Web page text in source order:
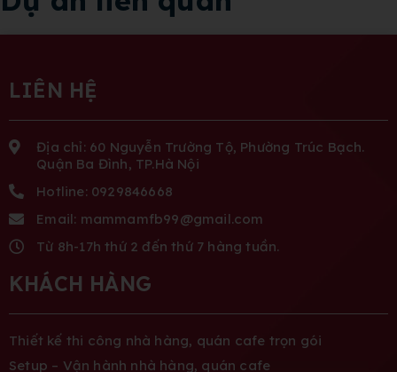
LIÊN HỆ
Địa chỉ: 60 Nguyễn Trường Tộ, Phường Trúc Bạch.
Quận Ba Đình, TP.Hà Nội
Hotline: 0929846668
Email: mammamfb99@gmail.com
Từ 8h-17h thứ 2 đến thứ 7 hàng tuần.
KHÁCH HÀNG
Thiết kế thi công nhà hàng, quán cafe trọn gói
Setup – Vận hành nhà hàng, quán cafe